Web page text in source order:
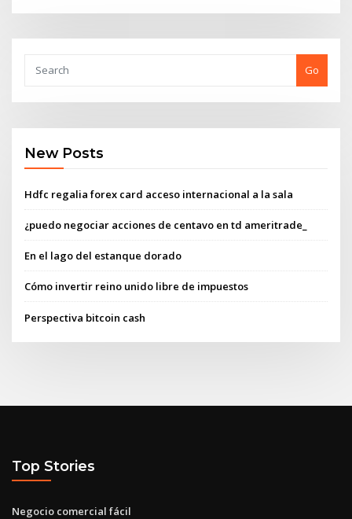
Go
New Posts
Hdfc regalia forex card acceso internacional a la sala
¿puedo negociar acciones de centavo en td ameritrade_
En el lago del estanque dorado
Cómo invertir reino unido libre de impuestos
Perspectiva bitcoin cash
Top Stories
Negocio comercial fácil